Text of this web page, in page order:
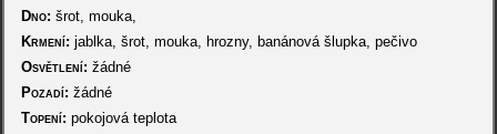
Dno: šrot, mouka,
Krmení: jablka, šrot, mouka, hrozny, banánová šlupka, pečivo
Osvětlení: žádné
Pozadí: žádné
Topení: pokojová teplota